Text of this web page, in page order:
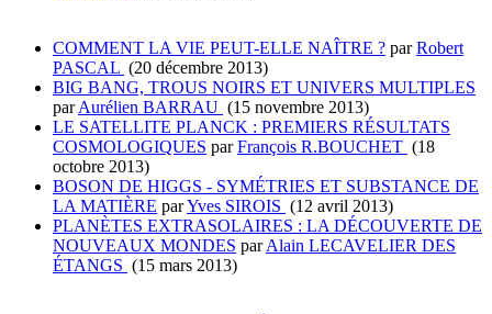
COMMENT LA VIE PEUT-ELLE NAÎTRE ? parRobert
PASCAL (20 décembre 2013)
BIG BANG, TROUS NOIRS ET UNIVERS MULTIPLES
parAurélien BARRAU (15 novembre 2013)
LE SATELLITE PLANCK : PREMIERS RÉSULTATS
COSMOLOGIQUES parFrançois R.BOUCHET (18
octobre 2013)
BOSON DE HIGGS - SYMÉTRIES ET SUBSTANCE DE
LA MATIÈRE parYves SIROIS (12 avril 2013)
PLANÈTES EXTRASOLAIRES : LA DÉCOUVERTE DE
NOUVEAUX MONDES parAlain LECAVELIER DES
ÉTANGS (15 mars 2013)